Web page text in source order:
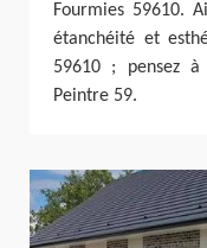
Fourmies 59610.
étanchéité et
59610 ; pensez
Peintre 59.